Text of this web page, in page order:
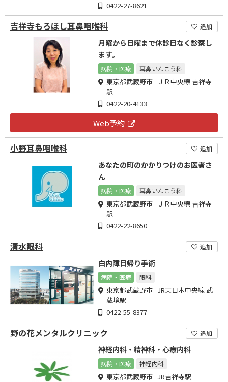
0422-27-8621
吉祥寺もろほし耳鼻咽喉科 追加
月曜から日曜まで休診日なく診察し
ます。
病院・医療 耳鼻いんこう科
東京都武蔵野市 ＪＲ中央線 吉祥寺
駅
0422-20-4133
Web予約
小野耳鼻咽喉科 追加
あなたの町のかかりつけのお医者さ
ん
病院・医療 耳鼻いんこう科
東京都武蔵野市 ＪＲ中央線 吉祥寺
駅
0422-22-8650
清水眼科 追加
白内障日帰り手術
病院・医療 眼科
東京都武蔵野市 JR東日本中央線 武
蔵境駅
0422-55-8377
野の花メンタルクリニック 追加
神経内科・精神科・心療内科
病院・医療 神経内科
東京都武蔵野市 JR吉祥寺駅